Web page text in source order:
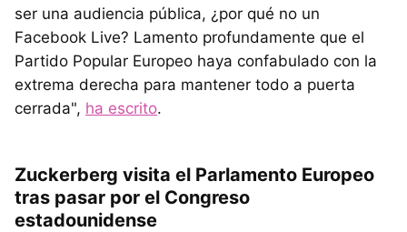
ser una audiencia pública, ¿por qué no un
Facebook Live? Lamento profundamente que el
Partido Popular Europeo haya confabulado con la
extrema derecha para mantener todo a puerta
cerrada", ha escrito.
Zuckerberg visita el Parlamento Europeo
tras pasar por el Congreso
estadounidense